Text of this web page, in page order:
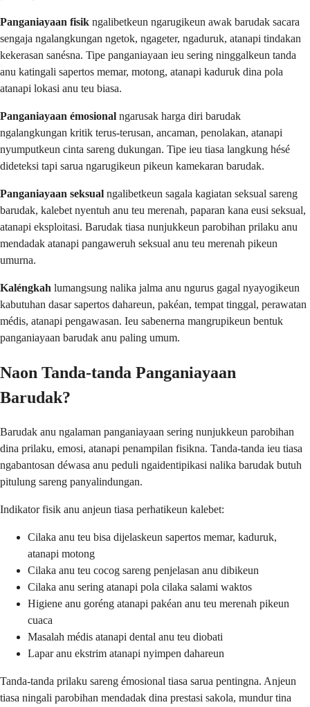
Panganiayaan fisik ngalibetkeun ngarugikeun awak barudak sacara
sengaja ngalangkungan ngetok, ngageter, ngaduruk, atanapi tindakan
kekerasan sanésna. Tipe panganiayaan ieu sering ninggalkeun tanda
anu katingali sapertos memar, motong, atanapi kaduruk dina pola
atanapi lokasi anu teu biasa.
Panganiayaan émosional ngarusak harga diri barudak
ngalangkungan kritik terus-terusan, ancaman, penolakan, atanapi
nyumputkeun cinta sareng dukungan. Tipe ieu tiasa langkung hésé
dideteksi tapi sarua ngarugikeun pikeun kamekaran barudak.
Panganiayaan seksual ngalibetkeun sagala kagiatan seksual sareng
barudak, kalebet nyentuh anu teu merenah, paparan kana eusi seksual,
atanapi eksploitasi. Barudak tiasa nunjukkeun parobihan prilaku anu
mendadak atanapi pangaweruh seksual anu teu merenah pikeun
umurna.
Kaléngkah lumangsung nalika jalma anu ngurus gagal nyayogikeun
kabutuhan dasar sapertos dahareun, pakéan, tempat tinggal, perawatan
médis, atanapi pengawasan. Ieu sabenerna mangrupikeun bentuk
panganiayaan barudak anu paling umum.
Naon Tanda-tanda Panganiayaan
Barudak?
Barudak anu ngalaman panganiayaan sering nunjukkeun parobihan
dina prilaku, emosi, atanapi penampilan fisikna. Tanda-tanda ieu tiasa
ngabantosan déwasa anu peduli ngaidentipikasi nalika barudak butuh
pitulung sareng panyalindungan.
Indikator fisik anu anjeun tiasa perhatikeun kalebet:
Cilaka anu teu bisa dijelaskeun sapertos memar, kaduruk,
atanapi motong
Cilaka anu teu cocog sareng penjelasan anu dibikeun
Cilaka anu sering atanapi pola cilaka salami waktos
Higiene anu goréng atanapi pakéan anu teu merenah pikeun
cuaca
Masalah médis atanapi dental anu teu diobati
Lapar anu ekstrim atanapi nyimpen dahareun
Tanda-tanda prilaku sareng émosional tiasa sarua pentingna. Anjeun
tiasa ningali parobihan mendadak dina prestasi sakola, mundur tina